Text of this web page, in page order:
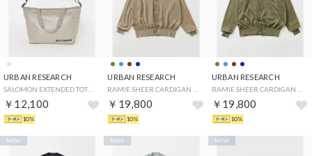
URBAN RESEARCH
￥12,100
10%
URBAN RESEARCH
￥19,800
10%
URBAN RESEARCH
￥19,800
10%
NEW NEW NEW